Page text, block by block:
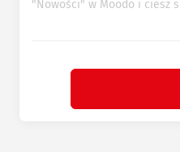
"Nowości" w Moodo i ciesz